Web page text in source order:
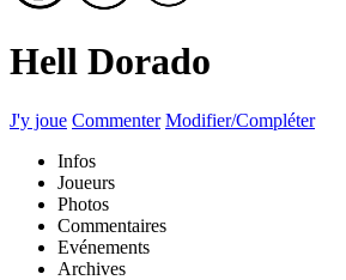
Hell Dorado
J'y joue Commenter Modifier/Compléter
Infos
Joueurs
Photos
Commentaires
Evénements
Archives